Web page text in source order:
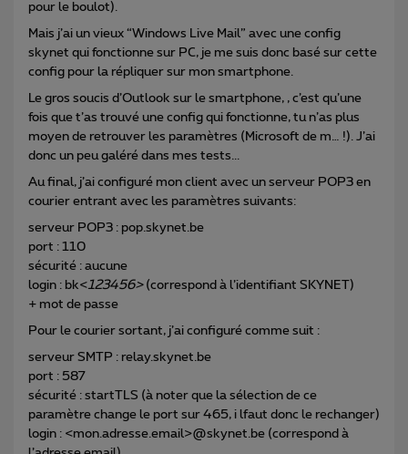
pour le boulot).
Mais j’ai un vieux “Windows Live Mail” avec une config
skynet qui fonctionne sur PC, je me suis donc basé sur cette
config pour la répliquer sur mon smartphone.
Le gros soucis d’Outlook sur le smartphone, , c’est qu’une
fois que t’as trouvé une config qui fonctionne, tu n’as plus
moyen de retrouver les paramètres (Microsoft de m… !). J’ai
donc un peu galéré dans mes tests...
Au final, j’ai configuré mon client avec un serveur POP3 en
courier entrant avec les paramètres suivants:
serveur POP3 : pop.skynet.be
port : 110
sécurité : aucune
login : bk<123456> (correspond à l’identifiant SKYNET)
+ mot de passe
Pour le courier sortant, j’ai configuré comme suit :
serveur SMTP : relay.skynet.be
port : 587
sécurité : startTLS (à noter que la sélection de ce
paramètre change le port sur 465, i lfaut donc le rechanger)
login : <mon.adresse.email>@skynet.be (correspond à